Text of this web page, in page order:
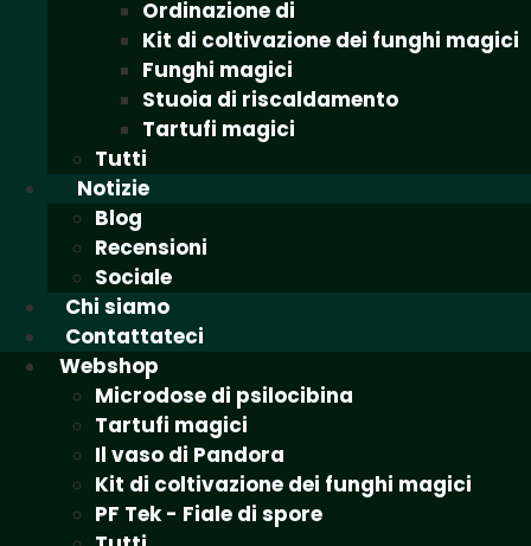
Ordinazione di
Kit di coltivazione dei funghi magici
Funghi magici
Stuoia di riscaldamento
Tartufi magici
Tutti
Notizie
Blog
Recensioni
Sociale
Chi siamo
Contattateci
Webshop
Microdose di psilocibina
Tartufi magici
Il vaso di Pandora
Kit di coltivazione dei funghi magici
PF Tek - Fiale di spore